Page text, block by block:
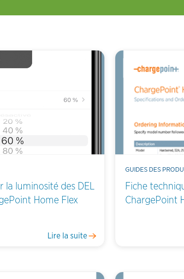
la luminosité des DEL
Home Flex
Lire la suite
GUIDES DES
Fiche
ChargePoint